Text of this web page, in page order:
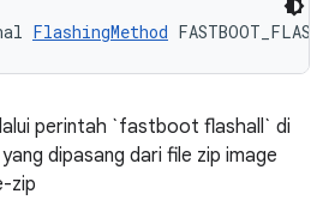
FlashingMethod
perintah `fastboot flashall` di
dipasang dari file zip image
zip